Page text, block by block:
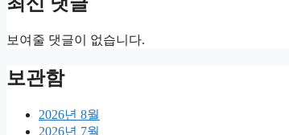
보여줄 댓글이 없습니다.
보관함
2026년 8월
2026년 7월